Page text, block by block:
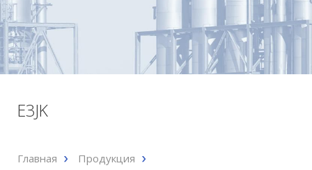
E3JK
Главная
Продукция